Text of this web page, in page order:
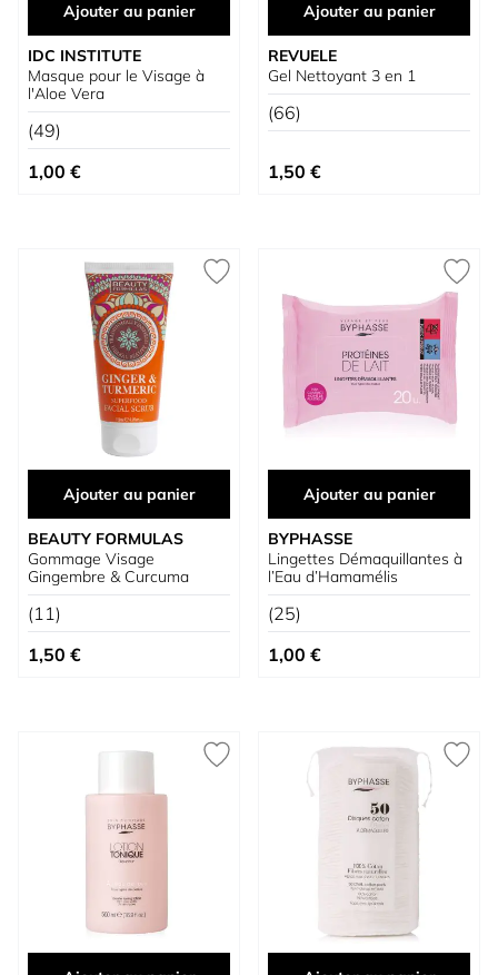
Ajouter au panier
IDC INSTITUTE
Masque pour le Visage à
l'Aloe Vera
(49)
1,00 €
Ajouter au panier
REVUELE
Gel Nettoyant 3 en 1
(66)
1,50 €
Ajouter au panier
BEAUTY FORMULAS
Gommage Visage
Gingembre & Curcuma
(11)
1,50 €
Ajouter au panier
BYPHASSE
Lingettes Démaquillantes à
l’Eau d’Hamamélis
(25)
1,00 €